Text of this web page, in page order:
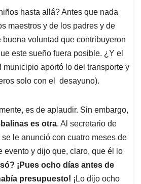
hasta allá? Antes que nada
maestros y de los padres y de
voluntad que contribuyeron
este sueño fuera posible. ¿Y el
municipio aportó lo del transporte y
solo con el desayuno).
es de aplaudir. Sin embargo,
es otra. Al secretario de
le anunció con cuatro meses de
evento y dijo que, claro, que él lo
¡Pues ocho días antes de
presupuesto! ¡Lo dijo ocho